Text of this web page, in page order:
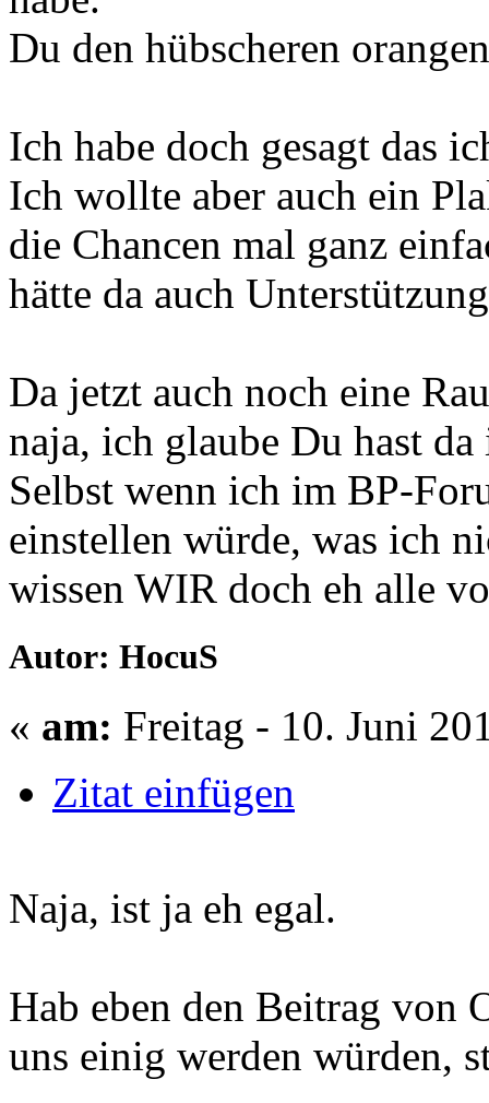
Du den hübscheren
Ich habe doch gesagt das
Ich wollte aber auch ein
die Chancen mal ganz
hätte da auch
Da jetzt auch noch eine
naja, ich glaube Du hast
Selbst wenn ich im BP-
einstellen würde, was ich
wissen WIR doch eh alle
Autor: HocuS
« am: Freitag - 10. Juni
Zitat einfügen
Naja, ist ja eh egal.
Hab eben den Beitrag von
uns einig werden würden,